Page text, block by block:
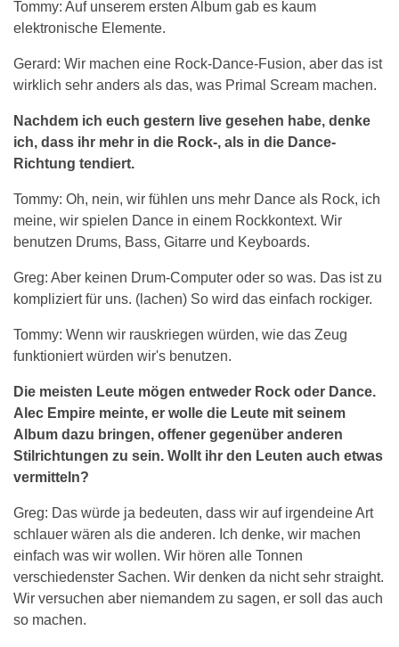
Tommy: Auf unserem ersten Album gab es kaum
elektronische Elemente.
Gerard: Wir machen eine Rock-Dance-Fusion, aber das ist
wirklich sehr anders als das, was Primal Scream machen.
Nachdem ich euch gestern live gesehen habe, denke
ich, dass ihr mehr in die Rock-, als in die Dance-
Richtung tendiert.
Tommy: Oh, nein, wir fühlen uns mehr Dance als Rock, ich
meine, wir spielen Dance in einem Rockkontext. Wir
benutzen Drums, Bass, Gitarre und Keyboards.
Greg: Aber keinen Drum-Computer oder so was. Das ist zu
kompliziert für uns. (lachen) So wird das einfach rockiger.
Tommy: Wenn wir rauskriegen würden, wie das Zeug
funktioniert würden wir's benutzen.
Die meisten Leute mögen entweder Rock oder Dance.
Alec Empire meinte, er wolle die Leute mit seinem
Album dazu bringen, offener gegenüber anderen
Stilrichtungen zu sein. Wollt ihr den Leuten auch etwas
vermitteln?
Greg: Das würde ja bedeuten, dass wir auf irgendeine Art
schlauer wären als die anderen. Ich denke, wir machen
einfach was wir wollen. Wir hören alle Tonnen
verschiedenster Sachen. Wir denken da nicht sehr straight.
Wir versuchen aber niemandem zu sagen, er soll das auch
so machen.